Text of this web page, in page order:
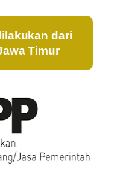
dari
Timur